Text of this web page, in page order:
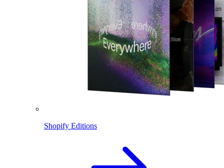
Shopify Editions